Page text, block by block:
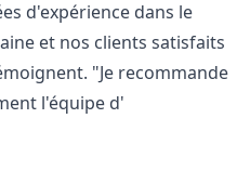
d'expérience dans le
et nos clients satisfaits
"Je recommande
l'équipe d'